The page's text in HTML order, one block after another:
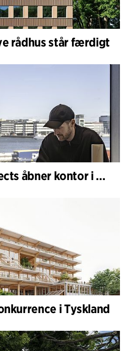
rådhus står færdigt
C.F. Møller Architects åbner kontor i Göteborg
i Tyskland